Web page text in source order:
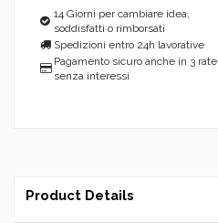
14 Giorni per cambiare idea,
soddisfatti o rimborsati
Spedizioni entro 24h lavorative
Pagamento sicuro anche in 3 rate
senza interessi
Product Details